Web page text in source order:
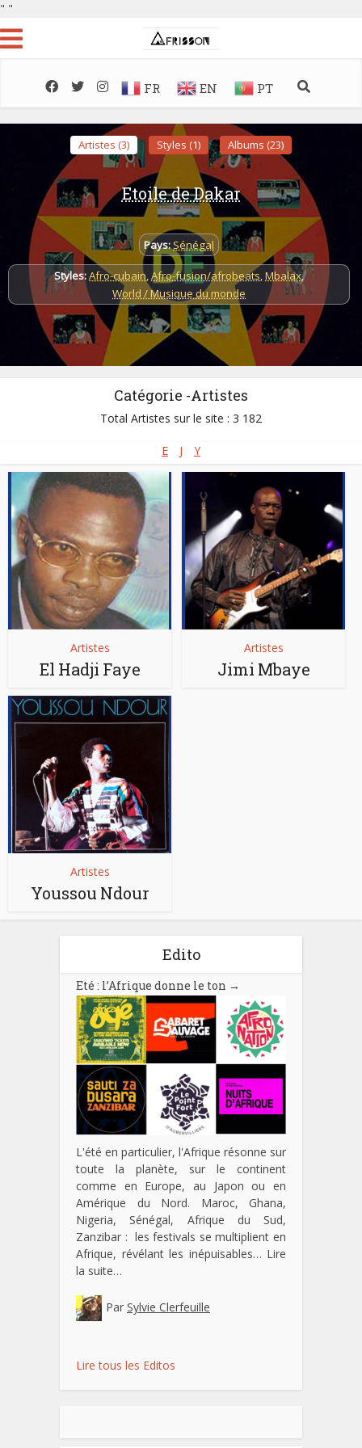
" "
FR EN PT
Artistes (3) Styles (1) Albums (23)
Etoile de Dakar
Pays:Sénégal
Styles:Afro-cubain,Afro-fusion/afrobeats,Mbalax,
World / Musique du monde
Catégorie -Artistes
Total Artistes sur le site : 3 182
E J Y
Artistes
El Hadji Faye
Artistes
Jimi Mbaye
Artistes
Youssou Ndour
Edito
Eté : l’Afrique donne le ton →
L'été en particulier, l'Afrique résonne sur
toute la planète, sur le continent
comme en Europe, au Japon ou en
Amérique du Nord. Maroc, Ghana,
Nigeria, Sénégal, Afrique du Sud,
Zanzibar : les festivals se multiplient en
Afrique, révélant les inépuisables… Lire
la suite…
Par Sylvie Clerfeuille
Lire tous les Editos